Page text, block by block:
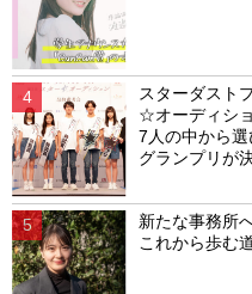
スターダスト
☆オーディシ
7人の中から
グランプリが
新たな事務所
これから歩む